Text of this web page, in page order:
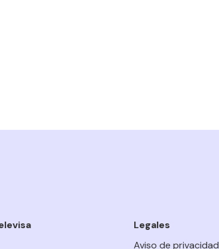
Legales
Aviso de privacidad